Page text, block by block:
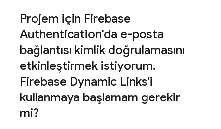
Projem için Firebase
Authentication'da e-posta
bağlantısı kimlik doğrulamasını
etkinleştirmek istiyorum.
Firebase Dynamic Links'i
kullanmaya başlamam gerekir
mi?